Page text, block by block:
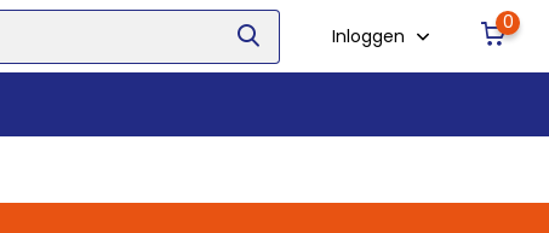
Inloggen
0